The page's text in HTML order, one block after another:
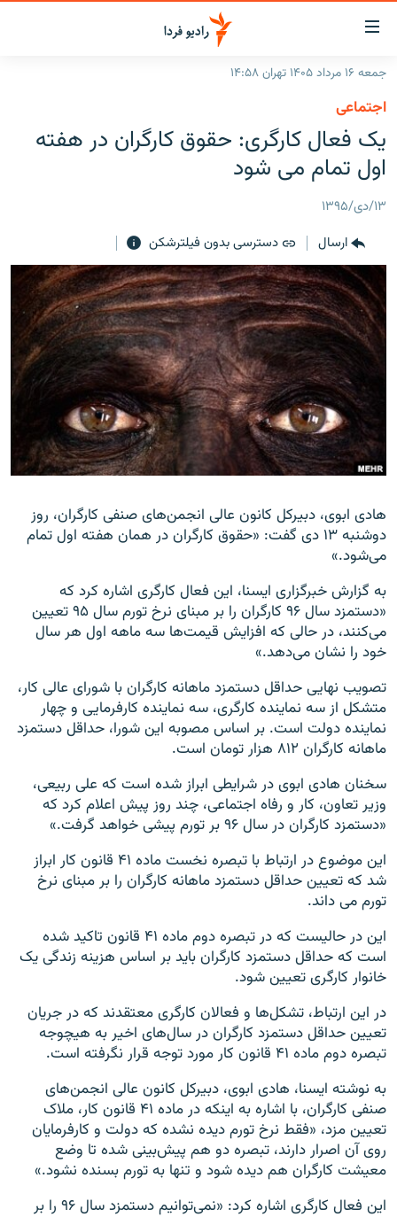
لینک‌های
قابلیت
دسترسی
بازگشت
منوی
اصلی
رفتن
صفحه
جستجو
ایران
جهان
برنامه‌های رادیویی
فرکانس‌ها
پادکست
چندرسانه‌ای
گزارش‌های تصویری
گزارش‌های ویدئویی
زنان فردا
English
به ما بپیوندید
جمعه ۱۶ مرداد ۱۴۰۵ تهران ۱۴:۵۸
اجتماعی
یک فعال کارگری: حقوق کارگران در هفته
اول تمام می شود
۱۳/دی/۱۳۹۵
ارسال
دسترسی بدون فیلترشکن
هادی ابوی، دبیرکل کانون عالی انجمن‌های صنفی کارگران، روز
دوشنبه ۱۳ دی گفت: «حقوق کارگران در همان هفته اول تمام
می‌شود.»
به گزارش خبرگزاری ایسنا، این فعال کارگری اشاره کرد که
«دستمزد سال ۹۶ کارگران را بر مبنای نرخ تورم سال ۹۵ تعیین
می‌کنند، در حالی که افزایش قیمت‌ها سه ماهه اول هر سال
خود را نشان می‌دهد.»
تصویب نهایی حداقل دستمزد ماهانه کارگران با شورای عالی کار،
متشکل از سه نماینده کارگری، سه نماینده کارفرمایی و چهار
نماینده دولت است. بر اساس مصوبه این شورا، حداقل دستمزد
ماهانه کارگران ۸۱۲ هزار تومان است.
سخنان هادی ابوی در شرایطی ابراز شده است که علی ربیعی،
وزیر تعاون، کار و رفاه اجتماعی، چند روز پیش اعلام کرد که
«دستمزد کارگران در سال ۹۶ بر تورم پیشی خواهد گرفت.»
این موضوع در ارتباط با تبصره نخست ماده ۴۱ قانون کار ابراز
شد که تعیین حداقل دستمزد ماهانه کارگران را بر مبنای نرخ
تورم می داند.
این در حالیست که در تبصره دوم ماده ۴۱ قانون تاکید شده
است که حداقل دستمزد کارگران باید بر اساس هزینه زندگی یک
خانوار کارگری تعیین شود.
در این ارتباط، تشکل‌ها و فعالان کارگری معتقدند که در جریان
تعیین حداقل دستمزد کارگران در سال‌های اخیر به هیچوجه
تبصره دوم ماده ۴۱ قانون کار مورد توجه قرار نگرفته است.
به نوشته ایسنا، هادی ابوی، دبیرکل کانون عالی انجمن‌های
صنفی کارگران، با اشاره به اینکه در ماده ۴۱ قانون کار، ملاک
تعیین مزد، «فقط نرخ تورم دیده نشده که دولت و کارفرمایان
روی آن اصرار دارند، تبصره دو هم پیش‌بینی شده تا وضع
معیشت کارگران هم دیده شود و تنها به تورم بسنده نشود.»
این فعال کارگری اشاره کرد: «نمی‌توانیم دستمزد سال ۹۶ را بر